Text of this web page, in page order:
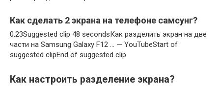
Как сделать 2 экрана на телефоне самсунг?
0:23Suggested clip 48 secondsКак разделить экран на две
части на Samsung Galaxy F12 … — YouTubeStart of
suggested clipEnd of suggested clip
Как настроить разделение экрана?